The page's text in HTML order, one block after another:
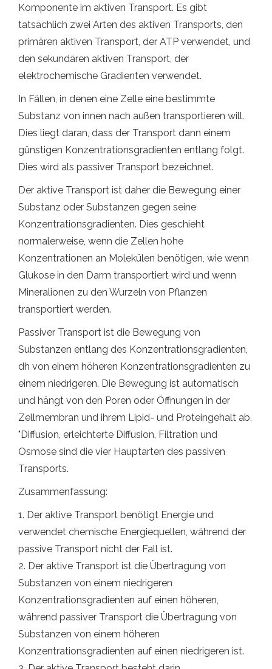
Komponente im aktiven Transport. Es gibt
tatsächlich zwei Arten des aktiven Transports, den
primären aktiven Transport, der ATP verwendet, und
den sekundären aktiven Transport, der
elektrochemische Gradienten verwendet.
In Fällen, in denen eine Zelle eine bestimmte
Substanz von innen nach außen transportieren will.
Dies liegt daran, dass der Transport dann einem
günstigen Konzentrationsgradienten entlang folgt.
Dies wird als passiver Transport bezeichnet.
Der aktive Transport ist daher die Bewegung einer
Substanz oder Substanzen gegen seine
Konzentrationsgradienten. Dies geschieht
normalerweise, wenn die Zellen hohe
Konzentrationen an Molekülen benötigen, wie wenn
Glukose in den Darm transportiert wird und wenn
Mineralionen zu den Wurzeln von Pflanzen
transportiert werden.
Passiver Transport ist die Bewegung von
Substanzen entlang des Konzentrationsgradienten,
dh von einem höheren Konzentrationsgradienten zu
einem niedrigeren. Die Bewegung ist automatisch
und hängt von den Poren oder Öffnungen in der
Zellmembran und ihrem Lipid- und Proteingehalt ab.
"Diffusion, erleichterte Diffusion, Filtration und
Osmose sind die vier Hauptarten des passiven
Transports.
Zusammenfassung:
1. Der aktive Transport benötigt Energie und
verwendet chemische Energiequellen, während der
passive Transport nicht der Fall ist.
2. Der aktive Transport ist die Übertragung von
Substanzen von einem niedrigeren
Konzentrationsgradienten auf einen höheren,
während passiver Transport die Übertragung von
Substanzen von einem höheren
Konzentrationsgradienten auf einen niedrigeren ist.